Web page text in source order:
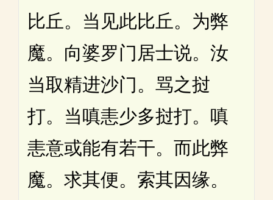
比丘。当见此比丘。为弊
魔。向婆罗门居士说。汝
当取精进沙门。骂之挝
打。当嗔恚少多挝打。嗔
恚意或能有若干。而此弊
魔。求其便。索其因缘。